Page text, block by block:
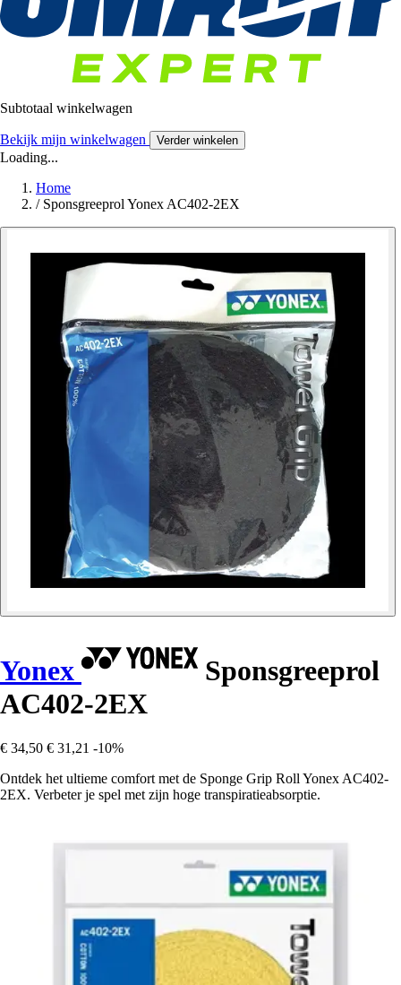
Subtotaal winkelwagen
Bekijk mijn winkelwagen Verder winkelen
Loading...
Home
/ Sponsgreeprol Yonex AC402-2EX
Yonex
Sponsgreeprol
AC402-2EX
€ 34,50 € 31,21 -10%
Ontdek het ultieme comfort met de Sponge Grip Roll Yonex AC402-
2EX. Verbeter je spel met zijn hoge transpiratieabsorptie.